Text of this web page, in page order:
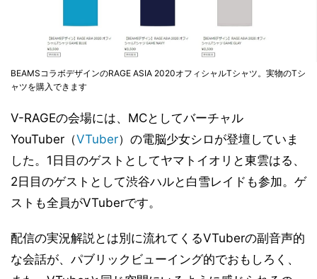
BEAMSコラボデザインのRAGE ASIA 2020オフィシャルTシャツ。実物のTシ
ャツを購入できます
V-RAGEの会場には、MCとしてバーチャル
YouTuber（VTuber）の電脳少女シロが登壇していま
した。1日目のゲストとしてヤマトイオリと東雲はる、
2日目のゲストとして渋谷ハルと白雪レイドも参加。ゲ
ストも全員がVTuberです。
配信の実況解説とは別に流れてくるVTuberの副音声的
な会話が、パブリックビューイング的でおもしろく、